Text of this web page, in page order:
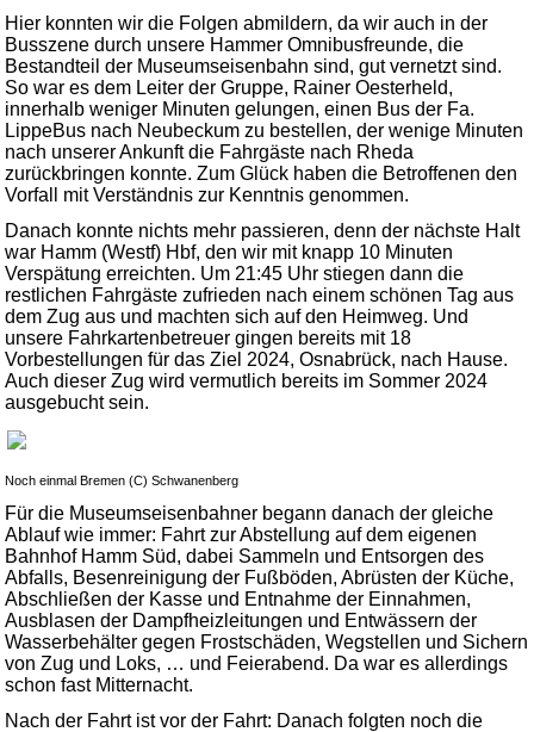
Hier konnten wir die Folgen abmildern, da wir auch in der
Busszene durch unsere Hammer Omnibusfreunde, die
Bestandteil der Museumseisenbahn sind, gut vernetzt sind.
So war es dem Leiter der Gruppe, Rainer Oesterheld,
innerhalb weniger Minuten gelungen, einen Bus der Fa.
LippeBus nach Neubeckum zu bestellen, der wenige Minuten
nach unserer Ankunft die Fahrgäste nach Rheda
zurückbringen konnte. Zum Glück haben die Betroffenen den
Vorfall mit Verständnis zur Kenntnis genommen.
Danach konnte nichts mehr passieren, denn der nächste Halt
war Hamm (Westf) Hbf, den wir mit knapp 10 Minuten
Verspätung erreichten. Um 21:45 Uhr stiegen dann die
restlichen Fahrgäste zufrieden nach einem schönen Tag aus
dem Zug aus und machten sich auf den Heimweg. Und
unsere Fahrkartenbetreuer gingen bereits mit 18
Vorbestellungen für das Ziel 2024, Osnabrück, nach Hause.
Auch dieser Zug wird vermutlich bereits im Sommer 2024
ausgebucht sein.
Noch einmal Bremen (C) Schwanenberg
Für die Museumseisenbahner begann danach der gleiche
Ablauf wie immer: Fahrt zur Abstellung auf dem eigenen
Bahnhof Hamm Süd, dabei Sammeln und Entsorgen des
Abfalls, Besenreinigung der Fußböden, Abrüsten der Küche,
Abschließen der Kasse und Entnahme der Einnahmen,
Ausblasen der Dampfheizleitungen und Entwässern der
Wasserbehälter gegen Frostschäden, Wegstellen und Sichern
von Zug und Loks, … und Feierabend. Da war es allerdings
schon fast Mitternacht.
Nach der Fahrt ist vor der Fahrt: Danach folgten noch die